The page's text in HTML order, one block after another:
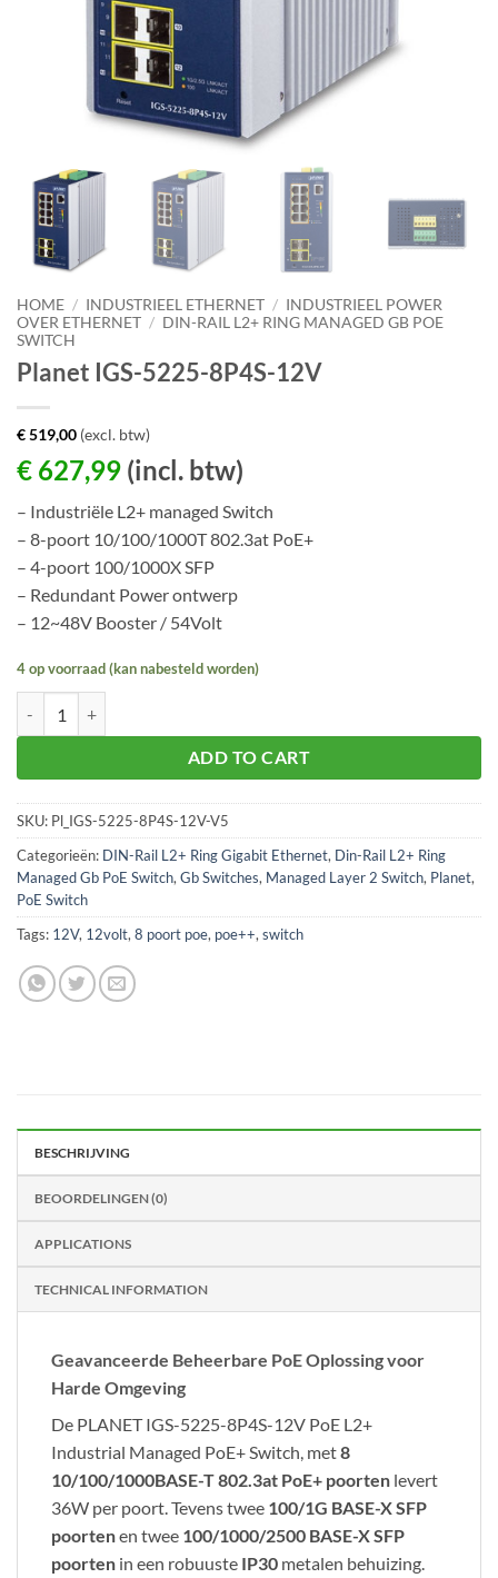
HOME / INDUSTRIEEL ETHERNET / INDUSTRIEEL POWER
OVER ETHERNET / DIN-RAIL L2+ RING MANAGED GB POE
SWITCH
Planet IGS-5225-8P4S-12V
€519,00 (excl. btw)
€ 627,99 (incl. btw)
– Industriële L2+ managed Switch
– 8-poort 10/100/1000T 802.3at PoE+
– 4-poort 100/1000X SFP
– Redundant Power ontwerp
– 12~48V Booster / 54Volt
4 op voorraad (kan nabesteld worden)
ADD TO CART
SKU: Pl_IGS-5225-8P4S-12V-V5
Categorieën: DIN-Rail L2+ Ring Gigabit Ethernet, Din-Rail L2+ Ring
Managed Gb PoE Switch, Gb Switches, Managed Layer 2 Switch, Planet,
PoE Switch
Tags: 12V, 12volt, 8 poort poe, poe++, switch
BESCHRIJVING
BEOORDELINGEN (0)
APPLICATIONS
TECHNICAL INFORMATION
Geavanceerde Beheerbare PoE Oplossing voor
Harde Omgeving
De PLANET IGS-5225-8P4S-12V PoE L2+
Industrial Managed PoE+ Switch, met8
10/100/1000BASE-T 802.3at PoE+ poorten levert
36W per poort. Tevens twee 100/1G BASE-X SFP
poortenen twee 100/1000/2500 BASE-X SFP
poorten in een robuuste IP30 metalen behuizing.